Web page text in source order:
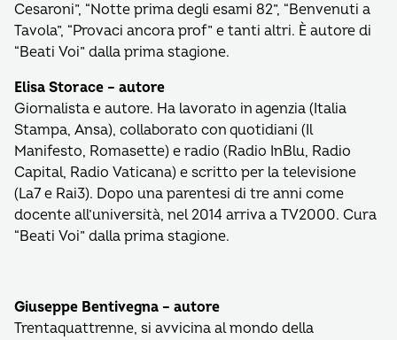
Cesaroni”, “Notte prima degli esami 82”, “Benvenuti a
Tavola”, “Provaci ancora prof” e tanti altri. È autore di
“Beati Voi” dalla prima stagione.
Elisa Storace – autore
Giornalista e autore. Ha lavorato in agenzia (Italia
Stampa, Ansa), collaborato con quotidiani (Il
Manifesto, Romasette) e radio (Radio InBlu, Radio
Capital, Radio Vaticana) e scritto per la televisione
(La7 e Rai3). Dopo una parentesi di tre anni come
docente all’università, nel 2014 arriva a TV2000. Cura
“Beati Voi” dalla prima stagione.
Giuseppe Bentivegna – autore
Trentaquattrenne, si avvicina al mondo della